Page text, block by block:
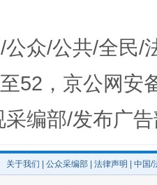
谢
公众/公共/全民/
52，京公网安
编部/发布广
关于我们 公众采编部 法律声明 | 中国